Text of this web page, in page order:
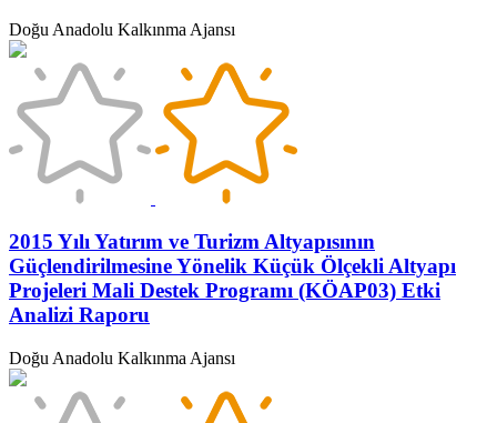
Doğu Anadolu Kalkınma Ajansı
2015 Yılı Yatırım ve Turizm Altyapısının
Güçlendirilmesine Yönelik Küçük Ölçekli Altyapı
Projeleri Mali Destek Programı (KÖAP03) Etki
Analizi Raporu
Doğu Anadolu Kalkınma Ajansı